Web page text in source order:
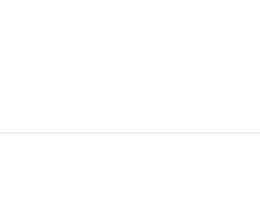
tarafımıza iletebilirsiniz.